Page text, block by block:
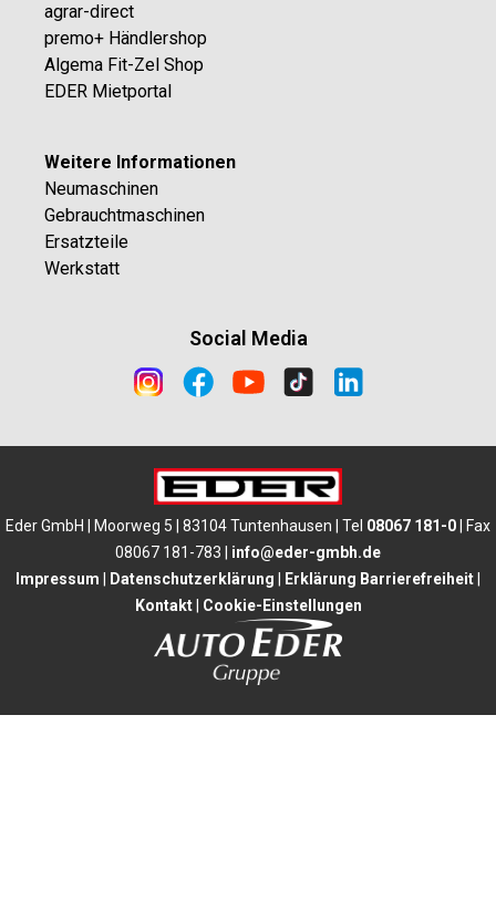
agrar-direct
premo+ Händlershop
Algema Fit-Zel Shop
EDER Mietportal
Weitere Informationen
Neumaschinen
Gebrauchtmaschinen
Ersatzteile
Werkstatt
Social Media
Eder GmbH | Moorweg 5 | 83104 Tuntenhausen | Tel 08067 181-0 | Fax
08067 181-783 | info@eder-gmbh.de
Impressum
Datenschutzerklärung Erklärung Barrierefreiheit
Kontakt| Cookie-Einstellungen